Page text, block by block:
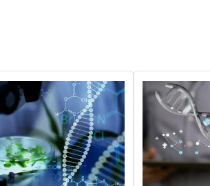
生活習慣
機能性原料・素材
その他
Life Sciences
シャリティ・原料
容器・包装材